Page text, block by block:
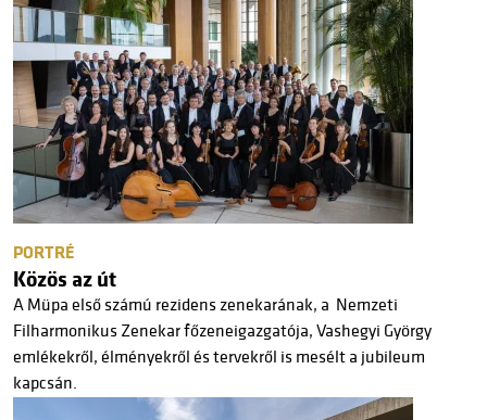
PORTRÉ
Közös az út
A Müpa első számú rezidens zenekarának, a Nemzeti
Filharmonikus Zenekar főzeneigazgatója, Vashegyi György
emlékekről, élményekről és tervekről is mesélt a jubileum
kapcsán.